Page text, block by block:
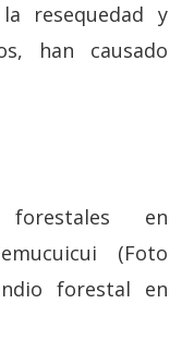
resequedad y
han causado
en
(Foto
forestal en